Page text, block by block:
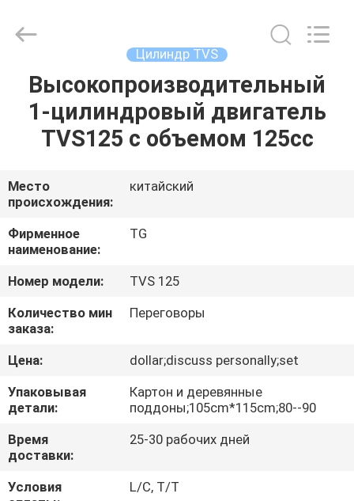
ДОМ
ПРОДУКТЫ
О
НАС
ПУТЕШЕСТВИЕ
ФАБРИКИ
ПРОВЕРКА
КАЧЕСТВА
СВЯЖИТЕСЬ
МЫ
НОВОСТИ
Rights
Цилиндр TVS
Высокопроизводительный
1-цилиндровый двигатель
TVS125 с объемом 125cc
Место
происхождения:
китайский
Фирменное
наименование:
TG
Номер модели:
TVS 125
Количество мин
заказа:
Переговоры
Цена:
dollar;discuss personally;set
Упаковывая
детали:
Картон и деревянные
поддоны;105cm*115cm;80--90
Время
доставки:
25-30 рабочих дней
Условия
L/C, T/T